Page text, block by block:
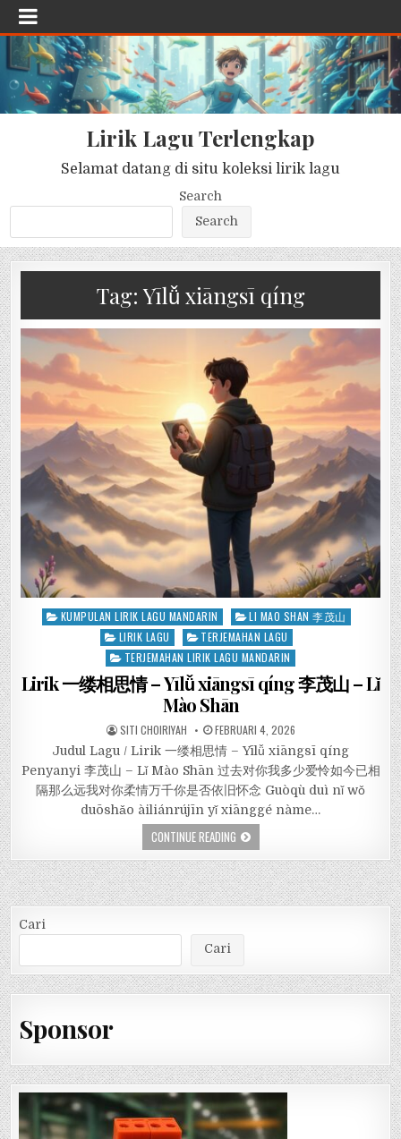
Lirik Lagu Terlengkap
Selamat datang di situ koleksi lirik lagu
Search
Search
Tag:Yīlǚ xiāngsī qíng
Posted
KUMPULAN LIRIK LAGU MANDARIN
LI MAO SHAN 李茂山
LIRIK LAGU
TERJEMAHAN LAGU
TERJEMAHAN LIRIK LAGU MANDARIN
Lirik 一缕相思情 – Yīlǚ xiāngsī qíng 李茂山 – Lǐ
Mào Shān
SITI CHOIRIYAH FEBRUARI 4, 2026
Judul Lagu / Lirik 一缕相思情 – Yīlǚ xiāngsī qíng
Penyanyi 李茂山 – Lǐ Mào Shān 过去对你我多少爱怜如今已相
隔那么远我对你柔情万千你是否依旧怀念 Guòqù duì nǐ wǒ
duōshǎo àiliánrújīn yǐ xiānggé nàme…
CONTINUE READING
Cari
Cari
Sponsor